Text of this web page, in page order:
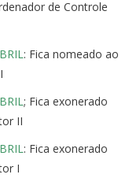
de Controle
: Fica nomeado ao
; Fica exonerado
II
: Fica exonerado
I